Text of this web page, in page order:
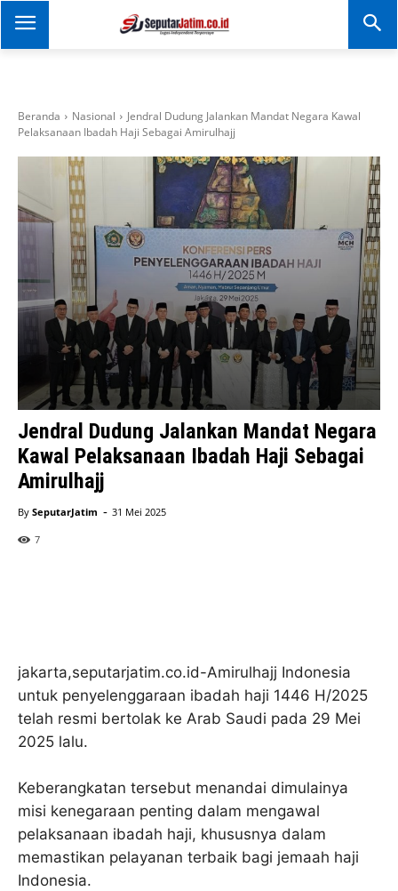
SEPUTAR JATIM
Portal Informasi Dan
Beranda Nasional
Jendral Dudung Jalankan Mandat Negara Kawal
Pelaksanaan Ibadah Haji Sebagai Amirulhajj
Jendral Dudung Jalankan Mandat Negara
Kawal Pelaksanaan Ibadah Haji Sebagai
Amirulhajj
By SeputarJatim - 31 Mei 2025
7
jakarta,seputarjatim.co.id-Amirulhajj Indonesia
untuk penyelenggaraan ibadah haji 1446 H/2025
telah resmi bertolak ke Arab Saudi pada 29 Mei
2025 lalu.
Keberangkatan tersebut menandai dimulainya
misi kenegaraan penting dalam mengawal
pelaksanaan ibadah haji, khususnya dalam
memastikan pelayanan terbaik bagi jemaah haji
Indonesia.